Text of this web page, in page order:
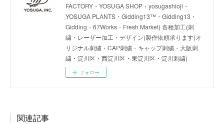
FACTORY・YOSUGA SHOP・yosugashioji・
YOSUGA PLANTS・Gidding13™・Gidding13・
Gidding・67Works・Fresh Market) 各種加工(刺
繍・レーザー加工・デザイン)製作依頼承ります(オ
リジナル刺繍・CAP刺繍・キャップ刺繍・大阪刺
繍・淀川区・西淀川区・東淀川区・淀川刺繍)
フォロー
関連記事